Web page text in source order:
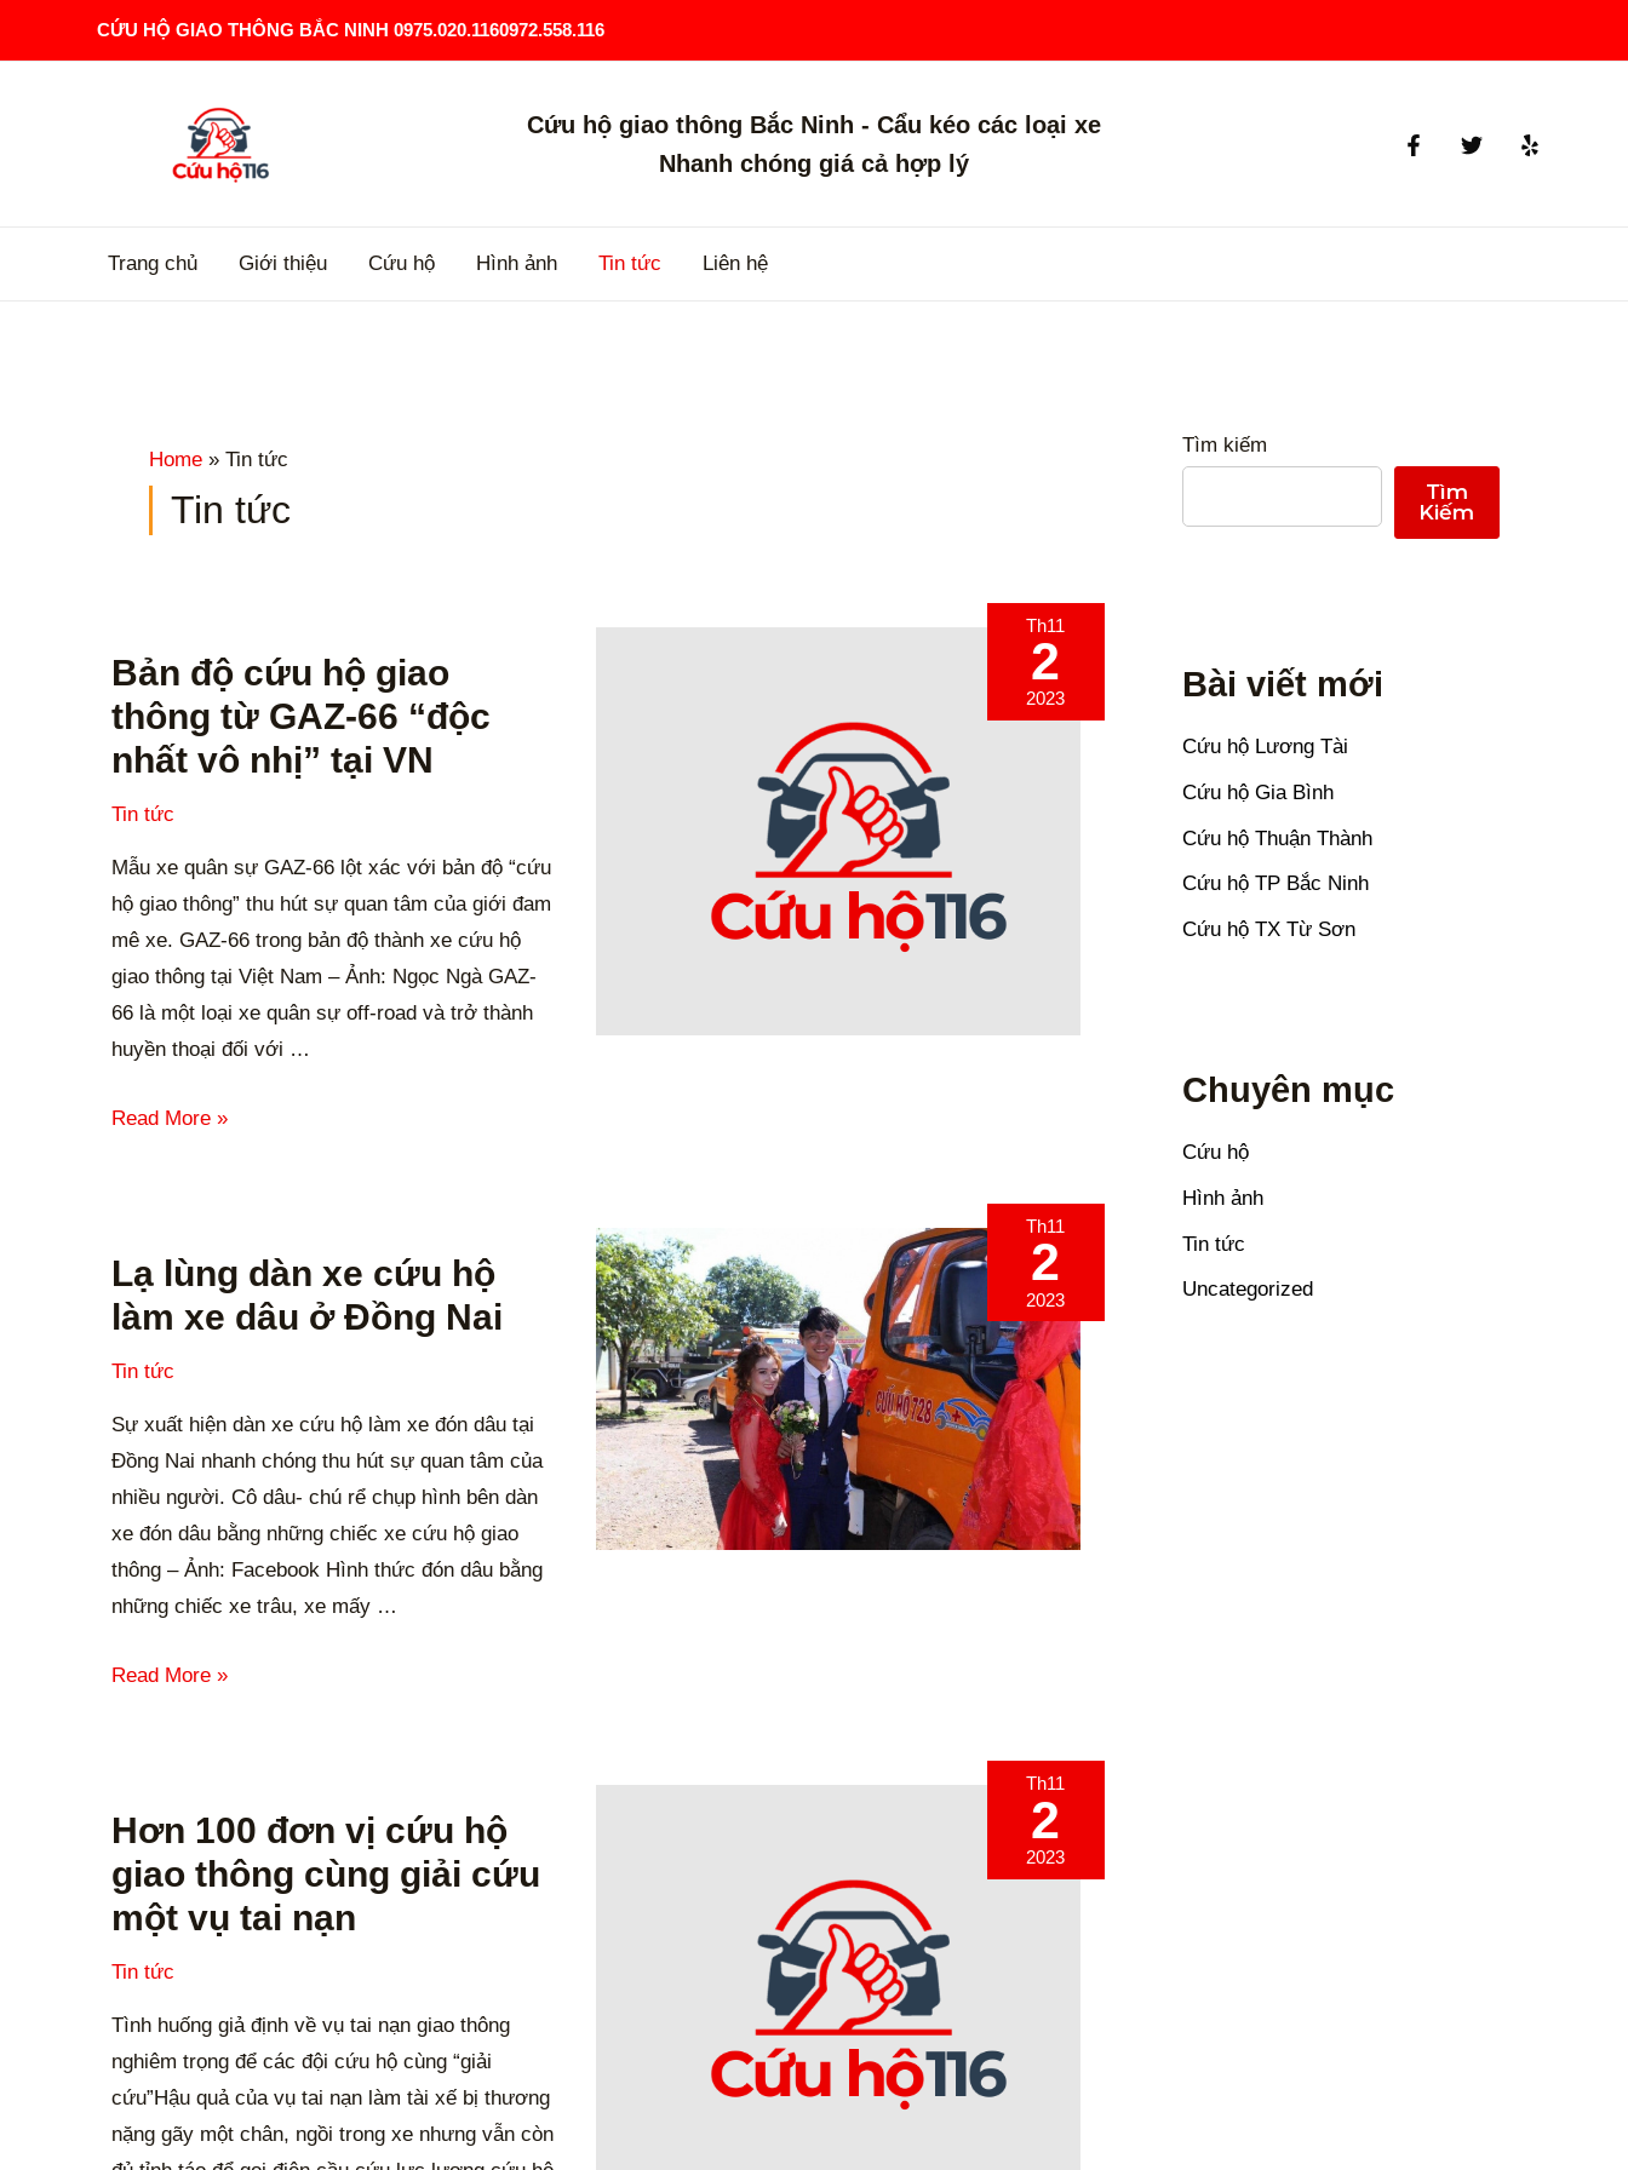
CỨU HỘ GIAO THÔNG BẮC NINH 0975.020.1160972.558.116
Cứu hộ giao thông Bắc Ninh - Cẩu kéo các loại xe
Nhanh chóng giá cả hợp lý
Trang chủ Giới thiệu Cứu hộ Hình ảnh Tin tức Liên hệ
Home Tin tức
Tin tức
Bản độ cứu hộ giao
thông từ GAZ-66 “độc
nhất vô nhị” tại VN
Tin tức
Mẫu xe quân sự GAZ-66 lột xác với bản độ “cứu
hộ giao thông” thu hút sự quan tâm của giới đam
mê xe. GAZ-66 trong bản độ thành xe cứu hộ
giao thông tại Việt Nam – Ảnh: Ngọc Ngà GAZ-
66 là một loại xe quân sự off-road và trở thành
huyền thoại đối với …
độ
cứu
hộ
giao
thông
GAZ-
66
“độc
nhất
vô
nhị”
VN
Read More »
Th11
2
2023
Lạ lùng dàn xe cứu hộ
làm xe dâu ở Đồng Nai
Tin tức
Sự xuất hiện dàn xe cứu hộ làm xe đón dâu tại
Đồng Nai nhanh chóng thu hút sự quan tâm của
nhiều người. Cô dâu- chú rể chụp hình bên dàn
xe đón dâu bằng những chiếc xe cứu hộ giao
thông – Ảnh: Facebook Hình thức đón dâu bằng
những chiếc xe trâu, xe mấy …
lùng
dàn
xe
cứu
làm
xe
dâu
ở
Đồng
Nai
Read More »
Th11
2
2023
Hơn 100 đơn vị cứu hộ
giao thông cùng giải cứu
một vụ tai nạn
Tin tức
Tình huống giả định về vụ tai nạn giao thông
nghiêm trọng để các đội cứu hộ cùng “giải
cứu”Hậu quả của vụ tai nạn làm tài xế bị thương
nặng gãy một chân, ngồi trong xe nhưng vẫn còn
100
đơn
vị
cứu
hộ
thông
cùng
giải
cứu
Th11
2
2023
Tìm kiếm
Tìm
Kiếm
Bài viết mới
Cứu hộ Lương Tài
Cứu hộ Gia Bình
Cứu hộ Thuận Thành
Cứu hộ TP Bắc Ninh
Cứu hộ TX Từ Sơn
Chuyên mục
Cứu hộ
Hình ảnh
Tin tức
Uncategorized